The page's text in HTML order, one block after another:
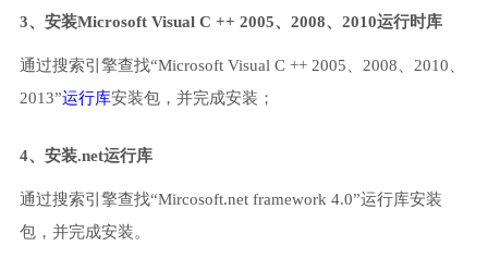
3、安装Microsoft Visual C ++ 2005、2008、2010运行时库
通过搜索引擎查找“Microsoft Visual C ++ 2005、2008、2010、
2013”运行库安装包，并完成安装；
4、安装.net运行库
通过搜索引擎查找“Mircosoft.net framework 4.0”运行库安装
包，并完成安装。